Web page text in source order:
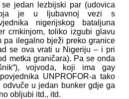
jedan lezbijski par (udovica
koja je u ljubavnoj vezi s
nigerijskog bataljuna
crnkinjom, toliko izgubi glavu
pa ilegalno bježi preko granice
se ova vrati u Nigeriju – i pri
metka graničara). Pa se onda
vojvoda, koji ima gay
UNPROFOR-a tako
odvuče u jedan bunker gdje ga
obljubi itd., itd.